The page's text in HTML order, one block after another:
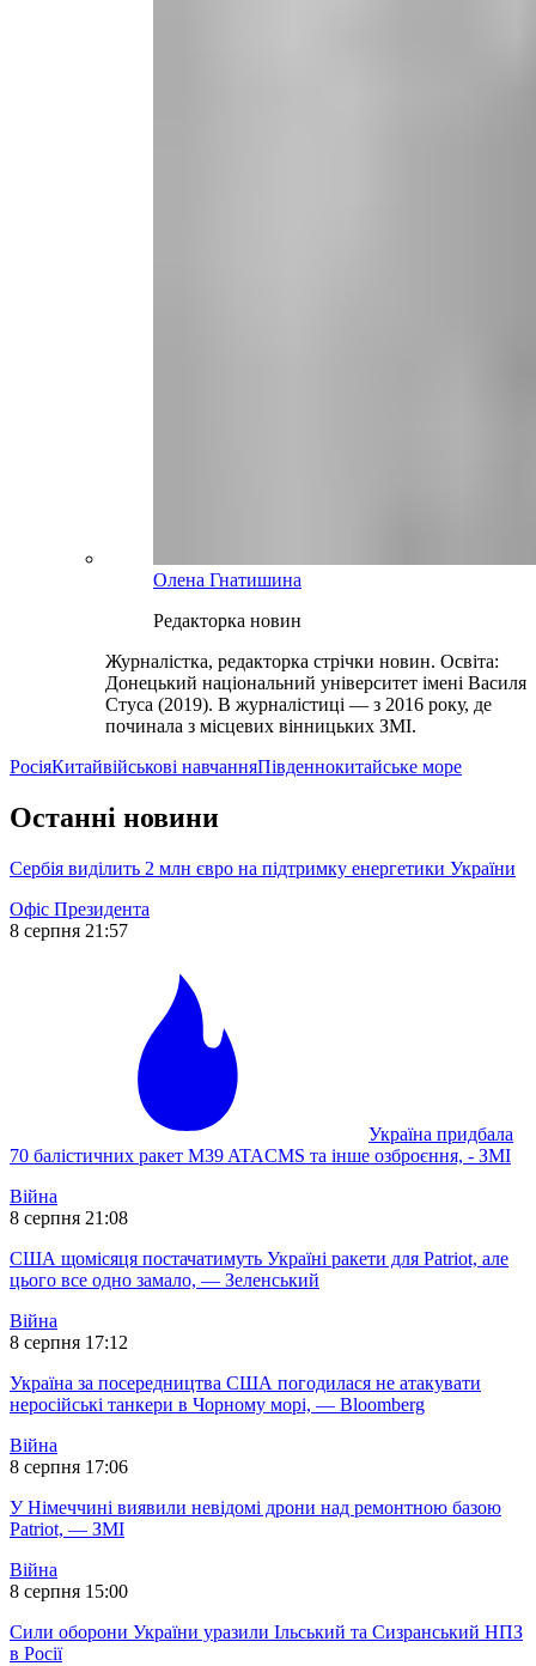
Олена Гнатишина
Редакторка новин
Журналістка, редакторка стрічки новин. Освіта:
Донецький національний університет імені Василя
Стуса (2019). В журналістиці — з 2016 року, де
починала з місцевих вінницьких ЗМІ.
РосіяКитайвійськові навчанняПівденнокитайське море
Останні новини
Сербія виділить 2 млн євро на підтримку енергетики України
Офіс Президента
8 серпня 21:57
Україна придбала
70 балістичних ракет M39 ATACMS та інше озброєння, - ЗМІ
Війна
8 серпня 21:08
США щомісяця постачатимуть Україні ракети для Patriot, але
цього все одно замало, — Зеленський
Війна
8 серпня 17:12
Україна за посередництва США погодилася не атакувати
неросійські танкери в Чорному морі, — Bloomberg
Війна
8 серпня 17:06
У Німеччині виявили невідомі дрони над ремонтною базою
Patriot, — ЗМІ
Війна
8 серпня 15:00
Сили оборони України уразили Ільський та Сизранський НПЗ
в Росії